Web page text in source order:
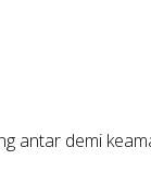
antar demi